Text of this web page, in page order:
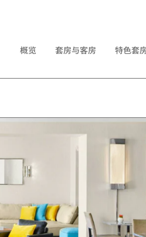
概览 套房与客房 特色套